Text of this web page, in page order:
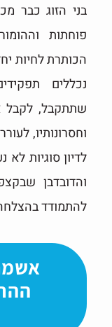
בני הזוג כבר
פוחתות
הכותרת לחיות
נכללים
שתתקבל, לקבל
וחסרונותיו,
לדיון סוגיות
והדובדבן
להתמודד